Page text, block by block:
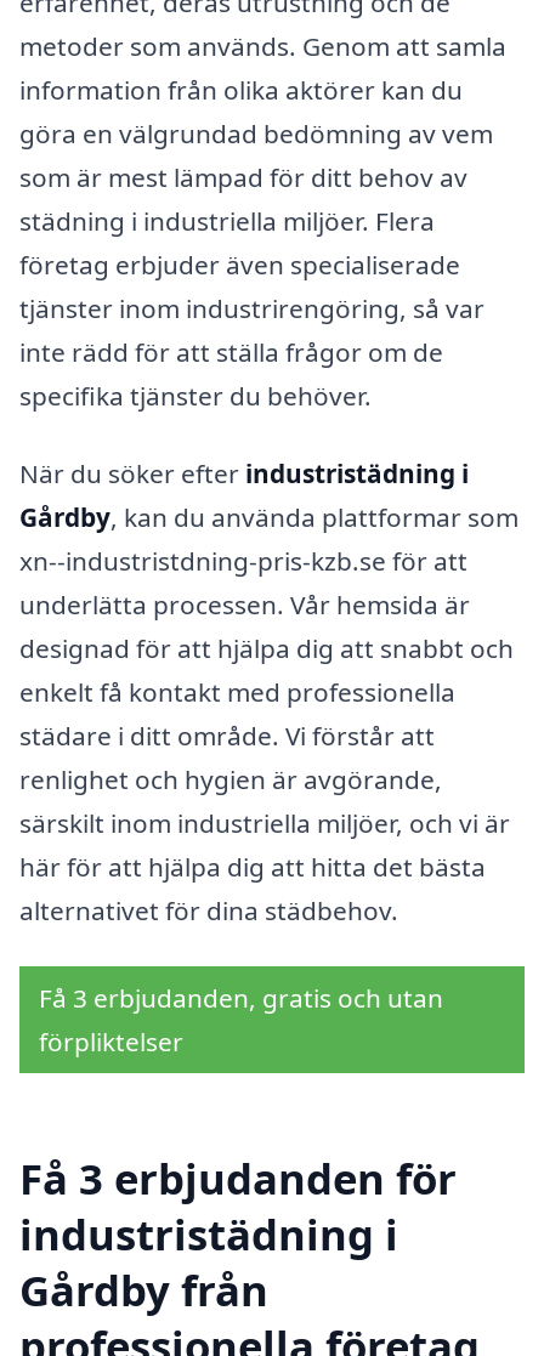
metoder som används. Genom att samla
information från olika aktörer kan du
göra en välgrundad bedömning av vem
som är mest lämpad för ditt behov av
städning i industriella miljöer. Flera
företag erbjuder även specialiserade
tjänster inom industrirengöring, så var
inte rädd för att ställa frågor om de
specifika tjänster du behöver.
När du söker efter industristädning i
Gårdby, kan du använda plattformar som
xn--industristdning-pris-kzb.se för att
underlätta processen. Vår hemsida är
designad för att hjälpa dig att snabbt och
enkelt få kontakt med professionella
städare i ditt område. Vi förstår att
renlighet och hygien är avgörande,
särskilt inom industriella miljöer, och vi är
här för att hjälpa dig att hitta det bästa
alternativet för dina städbehov.
Få 3 erbjudanden, gratis och utan
förpliktelser
Få 3 erbjudanden för
industristädning i
Gårdby från